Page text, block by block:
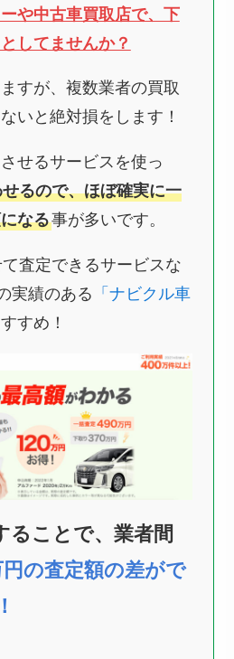
や中古車買取店で、下
してませんか？
すが、複数業者の買取
いと絶対損をします！
せるサービスを使っ
るので、ほぼ確実に一
なる事が多いです。
査定できるサービスな
実績のある 「ナビクル車
すめ！
ることで、業者間
の査定額の差がで